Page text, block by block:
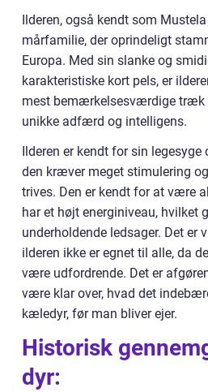
Ilderen, også kendt som
mårfamilie, der oprindeligt
Europa. Med sin slanke og
karakteristiske kort pels, er
mest bemærkelsesværdige træk
unikke adfærd og intelligens.
Ilderen er kendt for sin
den kræver meget stimulering
trives. Den er kendt for at være
har et højt energiniveau, hvilket
underholdende ledsager. Det er
ilderen ikke er egnet til alle, da
være udfordrende. Det er
være klar over, hvad det
kæledyr, før man bliver ejer.
Historisk
dyr: